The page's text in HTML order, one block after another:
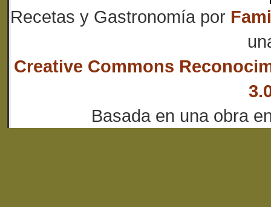
Recetas y Gastronomía por
Creative Commons
Basada en una obra